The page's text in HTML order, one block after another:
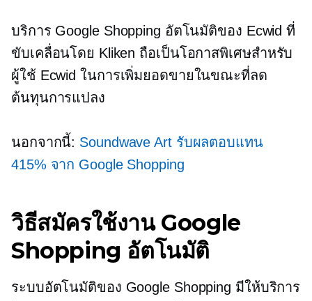
บริการ Google Shopping อัตโนมัติของ Ecwid ที่
ขับเคลื่อนโดย Kliken ถือเป็นโอกาสพิเศษสำหรับ
ผู้ใช้ Ecwid ในการเพิ่มยอดขายในขณะที่ลด
ต้นทุนการแปลง
นอกจากนี้: Soundwave Art รับผลตอบแทน
415% จาก Google Shopping
วิธีสมัครใช้งาน Google
Shopping อัตโนมัติ
ระบบอัตโนมัติของ Google Shopping มีให้บริการ